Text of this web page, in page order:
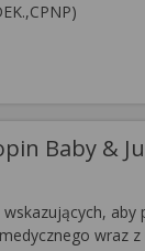
Baby &
aby
wraz z